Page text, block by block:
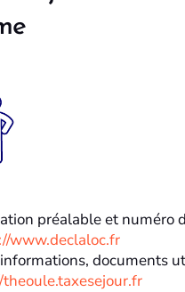
préalable et numéro
www.declaloc.fr
documents